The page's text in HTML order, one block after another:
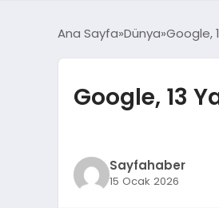
Ana Sayfa Dünya Google,
Google, 13
Sayfahaber
15 Ocak 2026